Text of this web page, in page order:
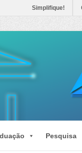
Simplifique!
Pesquisa